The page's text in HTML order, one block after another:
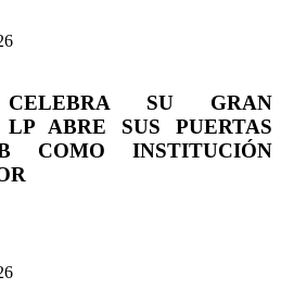
SU GRAN
ABRE SUS PUERTAS
COMO INSTITUCIÓN